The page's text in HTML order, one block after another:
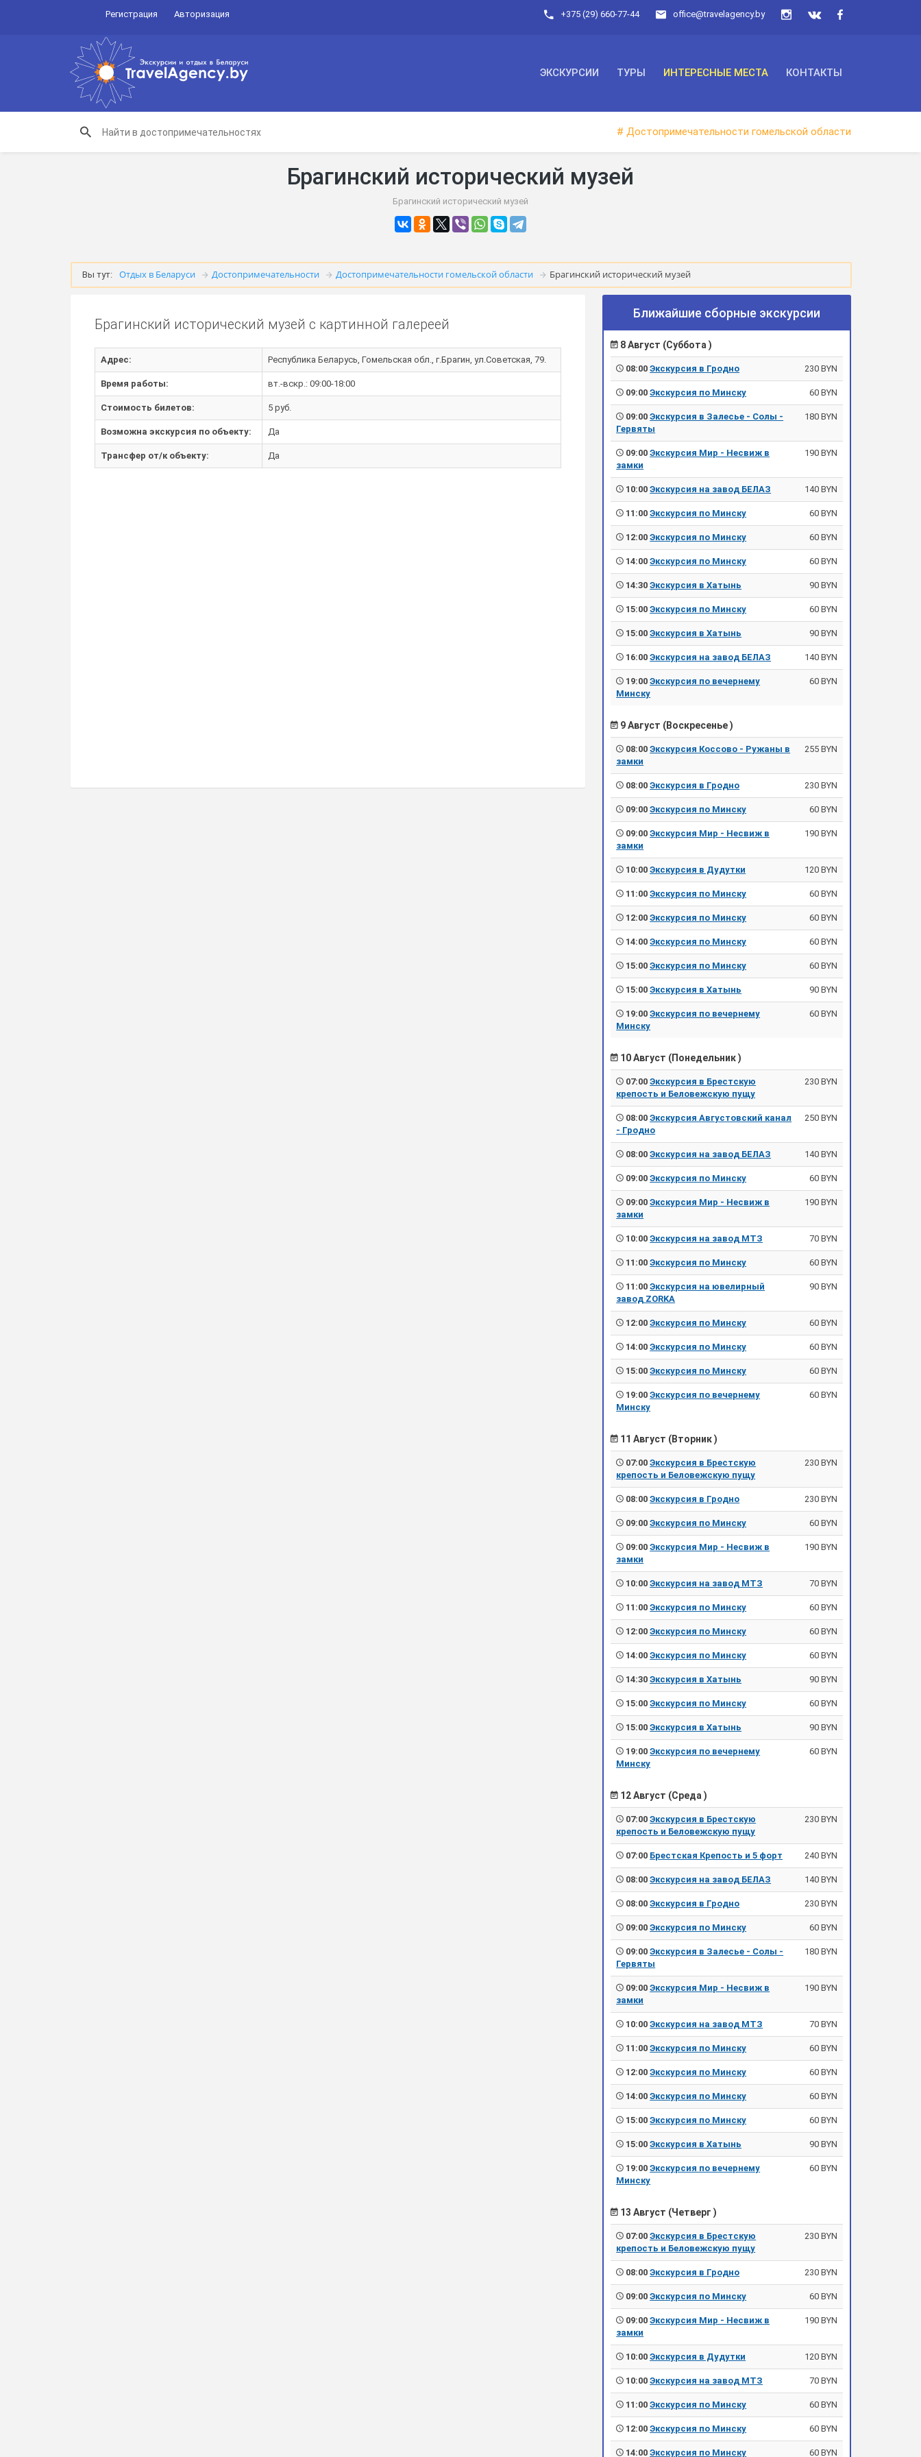
Регистрация Авторизация office@travelagency.by
+375 (29) 660-77-44
ЭКСКУРСИИ ТУРЫ ИНТЕРЕСНЫЕ МЕСТА КОНТАКТЫ
# Достопримечательности гомельской области
Брагинский исторический музей
Брагинский исторический музей
Вы тут: Отдых в Беларуси Достопримечательности Достопримечательности гомельской области Брагинский исторический музей
Брагинский исторический музей с картинной галереей
Адрес: Республика Беларусь, Гомельская обл., г.Брагин, ул.Советская, 79.
Время работы: вт.-вскр.: 09:00-18:00
Стоимость билетов: 5 руб.
Возможна экскурсия по объекту: Да
Трансфер от/к объекту: Да
Ближайшие сборные экскурсии
8 Август (Суббота )
08:00Экскурсия в Гродно 230 BYN
09:00Экскурсия по Минску 60 BYN
09:00Экскурсия в Залесье - Солы -
Гервяты
180 BYN
09:00Экскурсия Мир - Несвиж в
замки
190 BYN
10:00Экскурсия на завод БЕЛАЗ 140 BYN
11:00Экскурсия по Минску 60 BYN
12:00Экскурсия по Минску 60 BYN
14:00Экскурсия по Минску 60 BYN
14:30Экскурсия в Хатынь 90 BYN
15:00Экскурсия по Минску 60 BYN
15:00Экскурсия в Хатынь 90 BYN
16:00Экскурсия на завод БЕЛАЗ 140 BYN
19:00Экскурсия по вечернему
Минску
60 BYN
9 Август (Воскресенье )
08:00Экскурсия Коссово - Ружаны в
замки
255 BYN
08:00Экскурсия в Гродно 230 BYN
09:00Экскурсия по Минску 60 BYN
09:00Экскурсия Мир - Несвиж в
замки
190 BYN
10:00Экскурсия в Дудутки 120 BYN
11:00Экскурсия по Минску 60 BYN
12:00Экскурсия по Минску 60 BYN
14:00Экскурсия по Минску 60 BYN
15:00Экскурсия по Минску 60 BYN
15:00Экскурсия в Хатынь 90 BYN
19:00Экскурсия по вечернему
Минску
60 BYN
10 Август (Понедельник )
07:00Экскурсия в Брестскую
крепость и Беловежскую пущу
230 BYN
08:00Экскурсия Августовский канал
- Гродно
250 BYN
08:00Экскурсия на завод БЕЛАЗ 140 BYN
09:00Экскурсия по Минску 60 BYN
09:00Экскурсия Мир - Несвиж в
замки
190 BYN
10:00Экскурсия на завод МТЗ 70 BYN
11:00Экскурсия по Минску 60 BYN
11:00Экскурсия на ювелирный
завод ZORKA
90 BYN
12:00Экскурсия по Минску 60 BYN
14:00Экскурсия по Минску 60 BYN
15:00Экскурсия по Минску 60 BYN
19:00Экскурсия по вечернему
Минску
60 BYN
11 Август (Вторник )
07:00Экскурсия в Брестскую
крепость и Беловежскую пущу
230 BYN
08:00Экскурсия в Гродно 230 BYN
09:00Экскурсия по Минску 60 BYN
09:00Экскурсия Мир - Несвиж в
замки
190 BYN
10:00Экскурсия на завод МТЗ 70 BYN
11:00Экскурсия по Минску 60 BYN
12:00Экскурсия по Минску 60 BYN
14:00Экскурсия по Минску 60 BYN
14:30Экскурсия в Хатынь 90 BYN
15:00Экскурсия по Минску 60 BYN
15:00Экскурсия в Хатынь 90 BYN
19:00Экскурсия по вечернему
Минску
60 BYN
12 Август (Среда )
07:00Экскурсия в Брестскую
крепость и Беловежскую пущу
230 BYN
07:00 Брестская Крепость и 5 форт 240 BYN
08:00Экскурсия на завод БЕЛАЗ 140 BYN
08:00Экскурсия в Гродно 230 BYN
09:00Экскурсия по Минску 60 BYN
09:00Экскурсия в Залесье - Солы -
Гервяты
180 BYN
09:00Экскурсия Мир - Несвиж в
замки
190 BYN
10:00Экскурсия на завод МТЗ 70 BYN
11:00Экскурсия по Минску 60 BYN
12:00Экскурсия по Минску 60 BYN
14:00Экскурсия по Минску 60 BYN
15:00Экскурсия по Минску 60 BYN
15:00Экскурсия в Хатынь 90 BYN
19:00Экскурсия по вечернему
Минску
60 BYN
13 Август (Четверг )
07:00Экскурсия в Брестскую
крепость и Беловежскую пущу
230 BYN
08:00Экскурсия в Гродно 230 BYN
09:00Экскурсия по Минску 60 BYN
09:00Экскурсия Мир - Несвиж в
замки
190 BYN
10:00Экскурсия в Дудутки 120 BYN
10:00Экскурсия на завод МТЗ 70 BYN
11:00Экскурсия по Минску 60 BYN
12:00Экскурсия по Минску 60 BYN
14:00Экскурсия по Минску 60 BYN